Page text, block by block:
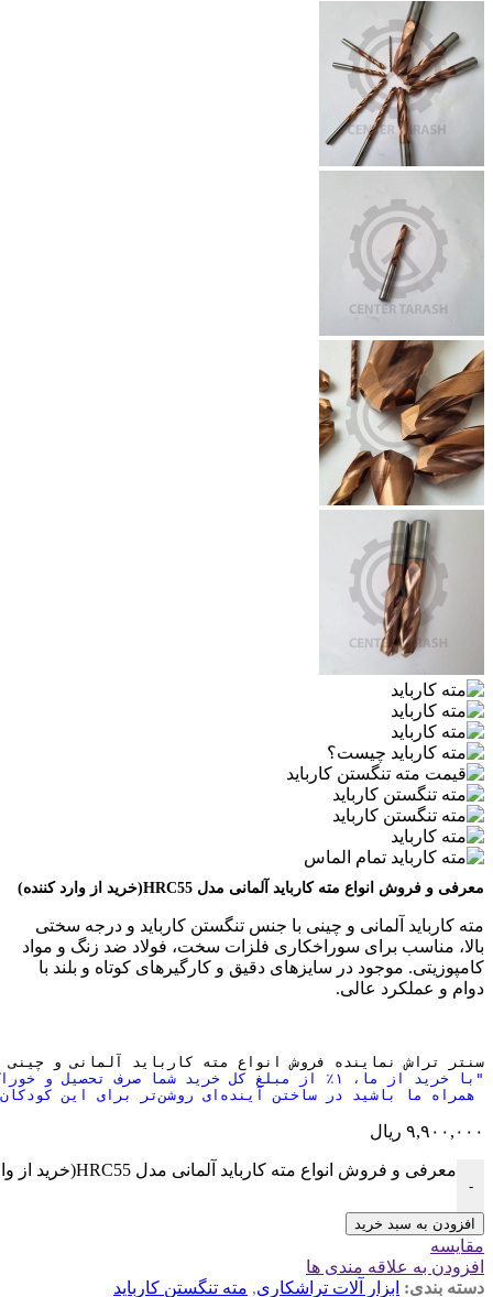
معرفی و فروش انواع مته کارباید آلمانی مدل HRC55(خرید از وارد کننده)
مته کارباید آلمانی و چینی با جنس تنگستن کارباید و درجه سختی
بالا، مناسب برای سوراخکاری فلزات سخت، فولاد ضد زنگ و مواد
کامپوزیتی. موجود در سایزهای دقیق و کارگیرهای کوتاه و بلند با
دوام و عملکرد عالی.
سنتر تراش نماینده فروش انواع مته کارباید آلمانی و
"با خرید از ما، ۱٪ از مبلغ کل خرید شما صرف تحصیل و خوراک کودکان کار می‌شود.
همراه ما باشید در ساختن آینده‌ای روشن‌تر برای این کودکان."
۹,۹۰۰,۰۰۰ ریال
-
معرفی و فروش انواع مته کارباید آلمانی مدل HRC55(خرید از وارد کننده) عدد
افزودن به سبد خرید
مقایسه
افزودن به علاقه مندی ها
دسته بندی: ابزار آلات تراشکاری, مته تنگستن کارباید